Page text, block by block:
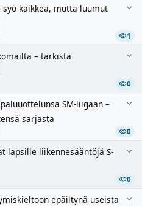
syö kaikkea, mutta luumut
1
– tarkista
0
SM-liigaan –
sarjasta
0
lapsille liikennesääntöjä S-
0
epäiltynä useista